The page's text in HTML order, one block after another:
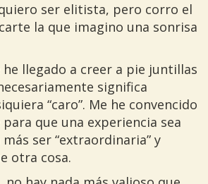
ser elitista, pero corro el
la que imagino una sonrisa
llegado a creer a pie juntillas
significa
“caro”. Me he convencido
que una experiencia sea
más ser “extraordinaria” y
otra cosa.